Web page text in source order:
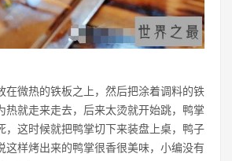
在微热的铁板之上，然后把涂着调料的铁
热就走来走去，后来太烫就开始跳，鸭掌
，这时候就把鸭掌切下来装盘上桌，鸭子
这样烤出来的鸭掌很香很美味，小编没有